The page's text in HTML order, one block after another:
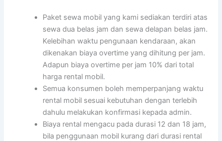
Paket sewa mobil yang kami sediakan terdiri atas
sewa dua belas jam dan sewa delapan belas jam.
Kelebihan waktu pengunaan kendaraan, akan
dikenakan biaya overtime yang dihitung per jam.
Adapun biaya overtime per jam 10% dari total
harga rental mobil.
Semua konsumen boleh memperpanjang waktu
rental mobil sesuai kebutuhan dengan terlebih
dahulu melakukan konfirmasi kepada admin.
Biaya rental mengacu pada durasi 12 dan 18 jam,
bila penggunaan mobil kurang dari durasi rental